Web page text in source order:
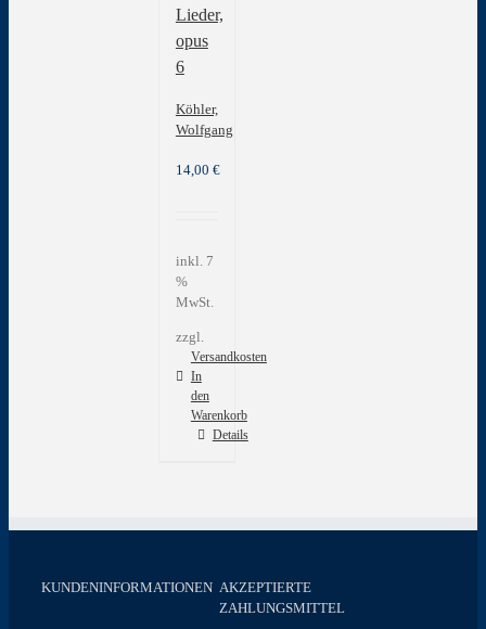
gewählt
Lieder,
opus
6
Köhler,
Wolfgang
14,00 €
inkl. 7
%
MwSt.
zzgl.
Versandkosten
In
den
Warenkorb
Details
KUNDENINFORMATIONEN AKZEPTIERTE
ZAHLUNGSMITTEL